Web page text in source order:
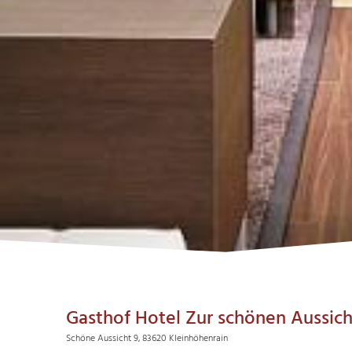
Gasthof Hotel Zur schönen
Schöne Aussicht 9, 83620 Kleinhöhenrain